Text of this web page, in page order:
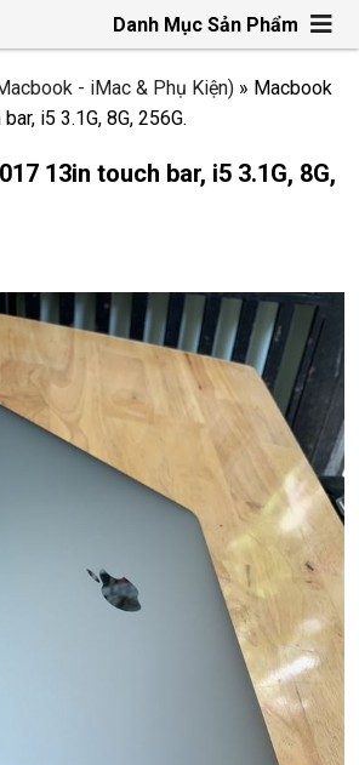
Danh Mục Sản Phẩm
- iMac & Phụ Kiện) » Macbook
i5 3.1G, 8G, 256G.
13in touch bar, i5 3.1G, 8G,